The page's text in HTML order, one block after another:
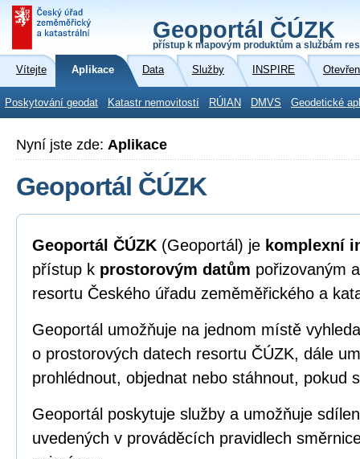
Geoportál ČÚZK
přístup k mapovým produktům a službám
Vítejte Aplikace Data Služby INSPIRE
Poskytování geodat Katastr nemovitostí RÚIAN DMVS Geodetické
Nyní jste zde: Aplikace
Geoportál ČÚZK
Geoportál ČÚZK (Geoportál) je komplexní
přístup k prostorovým datům pořizovaným
resortu Českého úřadu zeměměřického a
Geoportál umožňuje na jednom místě
o prostorových datech resortu ČÚZK, dále
prohlédnout, objednat nebo stáhnout, pokud
Geoportál poskytuje služby a umožňuje
uvedených v prováděcích pravidlech